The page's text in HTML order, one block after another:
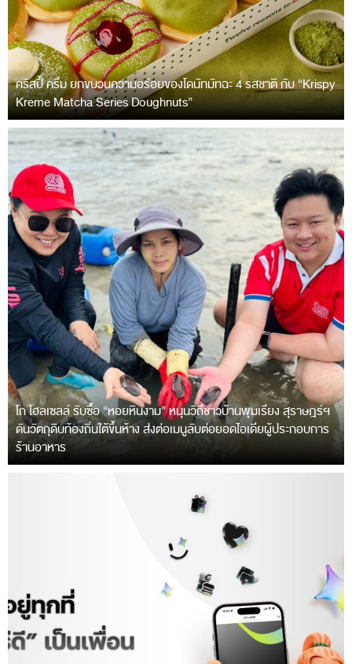
คริสปี้ ครีม ยกขบวนความอร่อยของโดนัทมัทฉะ 4 รสชาติ กับ “Krispy
Kreme Matcha Series Doughnuts”
โก โฮลเซลล์ รับซื้อ “หอยหินงาม” หนุนวิถีชาวบ้านพุมเรียง สุราษฎร์ฯ
ดันวัตถุดิบท้องถิ่นใต้ขึ้นห้าง ส่งต่อเมนูลับต่อยอดไอเดียผู้ประกอบการ
ร้านอาหาร